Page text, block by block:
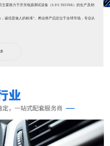
致力于开关电源测试设备（S.P.S TESTER）的生产及销
信是做人的标准”。桦达将产品定位于全球市场，专业从